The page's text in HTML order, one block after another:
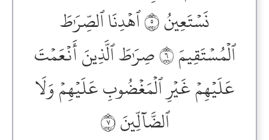
نَسۡتَعِينُ ٥ ٱهۡدِنَا ٱلصِّرَٰطَ
ٱلۡمُسۡتَقِيمَ ٦ صِرَٰطَ ٱلَّذِينَ أَنۡعَمۡتَ
عَلَيۡهِمۡ غَيۡرِ ٱلۡمَغۡضُوبِ عَلَيۡهِمۡ وَلَا
ٱلضَّآلِّينَ ٧